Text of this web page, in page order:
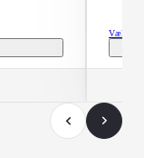
Vælg bil